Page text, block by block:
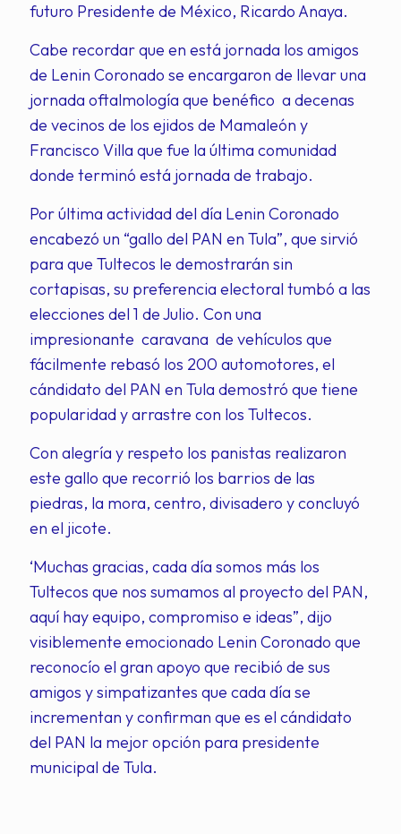
futuro Presidente de México, Ricardo Anaya.
Cabe recordar que en está jornada los amigos
de Lenin Coronado se encargaron de llevar una
jornada oftalmología que benéfico a decenas
de vecinos de los ejidos de Mamaleón y
Francisco Villa que fue la última comunidad
donde terminó está jornada de trabajo.
Por última actividad del día Lenin Coronado
encabezó un “gallo del PAN en Tula”, que sirvió
para que Tultecos le demostrarán sin
cortapisas, su preferencia electoral tumbó a las
elecciones del 1 de Julio. Con una
impresionante caravana de vehículos que
fácilmente rebasó los 200 automotores, el
cándidato del PAN en Tula demostró que tiene
popularidad y arrastre con los Tultecos.
Con alegría y respeto los panistas realizaron
este gallo que recorrió los barrios de las
piedras, la mora, centro, divisadero y concluyó
en el jicote.
‘Muchas gracias, cada día somos más los
Tultecos que nos sumamos al proyecto del PAN,
aquí hay equipo, compromiso e ideas”, dijo
visiblemente emocionado Lenin Coronado que
reconocío el gran apoyo que recibió de sus
amigos y simpatizantes que cada día se
incrementan y confirman que es el cándidato
del PAN la mejor opción para presidente
municipal de Tula.